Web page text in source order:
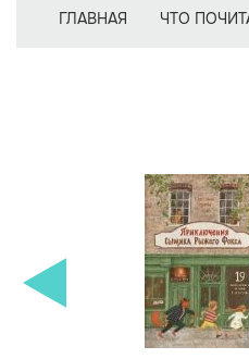
ГЛАВНАЯ ЧТО